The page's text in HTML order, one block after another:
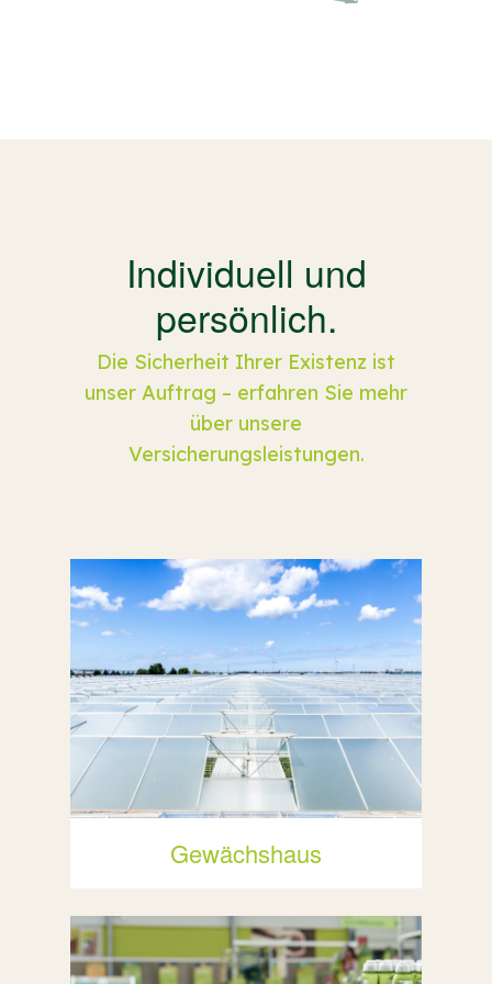
Individuell und
persönlich.
Die Sicherheit Ihrer Existenz ist
unser Auftrag – erfahren Sie mehr
über unsere
Versicherungsleistungen.
Gewächshaus